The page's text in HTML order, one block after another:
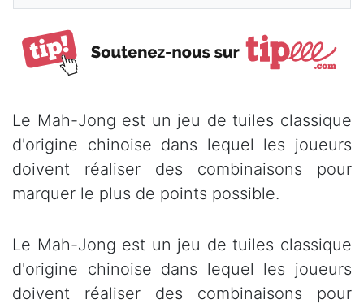
Le Mah-Jong est un jeu de tuiles classique
d'origine chinoise dans lequel les joueurs
doivent réaliser des combinaisons pour
marquer le plus de points possible.
Le Mah-Jong est un jeu de tuiles classique
d'origine chinoise dans lequel les joueurs
doivent réaliser des combinaisons pour